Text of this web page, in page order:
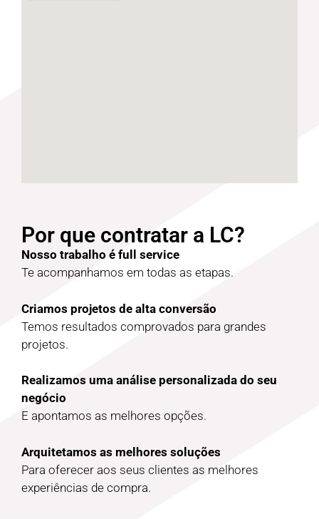
Por que contratar a LC?
Nosso trabalho é full service
Te acompanhamos em todas as etapas.
Criamos projetos de alta conversão
Temos resultados comprovados para grandes
projetos.
Realizamos uma análise personalizada do seu
negócio
E apontamos as melhores opções.
Arquitetamos as melhores soluções
Para oferecer aos seus clientes as melhores
experiências de compra.